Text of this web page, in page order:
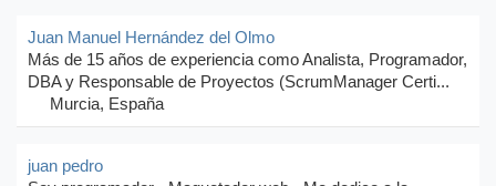
Juan Manuel Hernández del Olmo
Más de 15 años de experiencia como Analista, Programador,
DBA y Responsable de Proyectos (ScrumManager Certi...
Murcia, España
juan pedro